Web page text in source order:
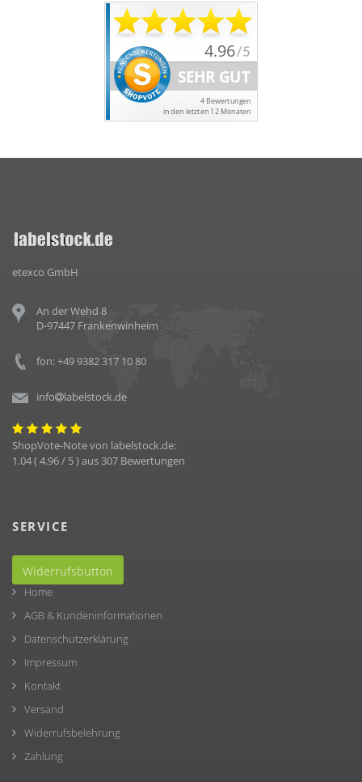
etexco GmbH
An der Wehd 8
D-97447 Frankenwinheim
fon: +49 9382 317 10 80
info labelstock.de
ShopVote-Note von labelstock.de:
1.04( 4.96/ 5 ) aus307 Bewertungen
SERVICE
Widerrufsbutton
Home
AGB & Kundeninformationen
Datenschutzerklärung
Impressum
Kontakt
Versand
Widerrufsbelehrung
Zahlung